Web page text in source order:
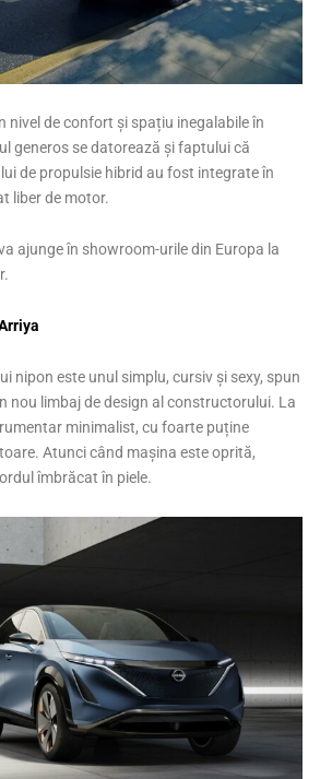
nivel de confort și spațiu inegalabile în
generos se datorează și faptului că
de propulsie hibrid au fost integrate în
liber de motor.
ajunge în showroom-urile din Europa la
nipon este unul simplu, cursiv și sexy, spun
nou limbaj de design al constructorului. La
minimalist, cu foarte puține
Atunci când mașina este oprită,
îmbrăcat în piele.